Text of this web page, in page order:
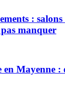
:
manquer
en Mayenne :